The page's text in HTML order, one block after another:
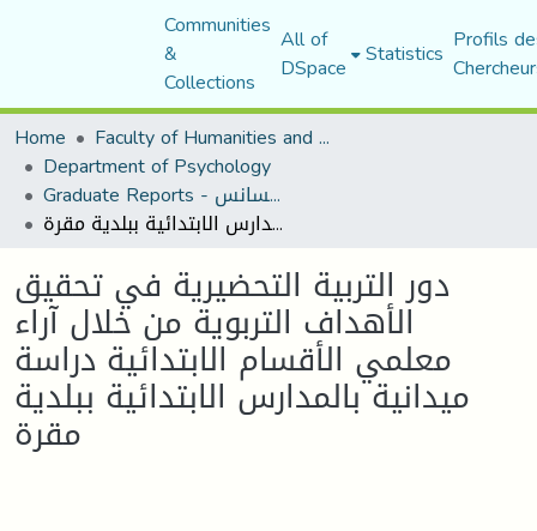
Communities
&
Collections
All of
DSpace Statistics Profils
Home
Faculty of Humanities and Social Sciences
Department of Psychology
Graduate Reports - تقارير الليسانس
دور التربية التحضيرية في تحقيق الأهداف التربوية من خلال آراء معلمي الأقسام الابتدائية دراسة ميدانية بالمدارس الابتدائية ببلدية مقرة
دور التربية التحضيرية في تحقيق
الأهداف التربوية من خلال آراء
معلمي الأقسام الابتدائية دراسة
ميدانية بالمدارس الابتدائية ببلدية
مقرة